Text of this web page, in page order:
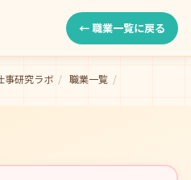
← 職業一覧に戻る
事研究ラボ / 職業一覧 /